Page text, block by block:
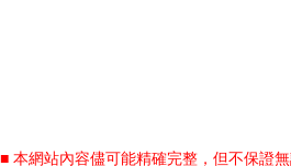
■ 本網站內容儘可能精確完整，但不保證